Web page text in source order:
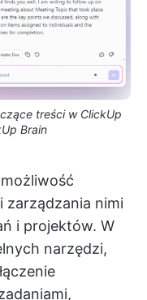
treści w ClickUp
Brain
zarządzania nimi
i projektów. W
narzędzi,